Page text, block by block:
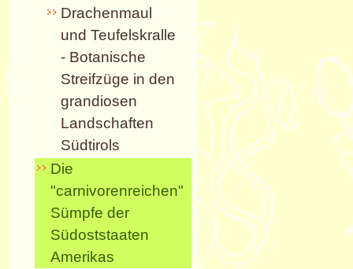
Drachenmaul
und Teufelskralle
- Botanische
Streifzüge in den
grandiosen
Landschaften
Südtirols
Die
"carnivorenreichen"
Sümpfe der
Südoststaaten
Amerikas